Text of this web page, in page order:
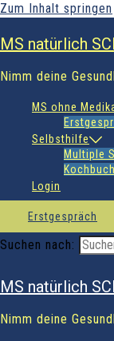
Zum Inhalt springen
MS natürlich
Nimm deine
MS ohne
Selbsthilfe
Multiple
Kochbuch
Login
Erstgespräch
Suchen nach:
MS natürlich
Nimm deine